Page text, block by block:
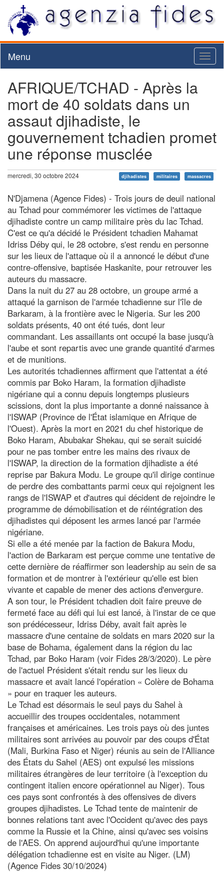
Menu
AFRIQUE/TCHAD - Après la
mort de 40 soldats dans un
assaut djihadiste, le
gouvernement tchadien promet
une réponse musclée
mercredi, 30 octobre 2024 djihadistes militaires massacres
N'Djamena (Agence Fides) - Trois jours de deuil national
au Tchad pour commémorer les victimes de l'attaque
djihadiste contre un camp militaire près du lac Tchad.
C'est ce qu'a décidé le Président tchadien Mahamat
Idriss Déby qui, le 28 octobre, s'est rendu en personne
sur les lieux de l'attaque où il a annoncé le début d'une
contre-offensive, baptisée Haskanite, pour retrouver les
auteurs du massacre.
Dans la nuit du 27 au 28 octobre, un groupe armé a
attaqué la garnison de l'armée tchadienne sur l'île de
Barkaram, à la frontière avec le Nigeria. Sur les 200
soldats présents, 40 ont été tués, dont leur
commandant. Les assaillants ont occupé la base jusqu'à
l'aube et sont repartis avec une grande quantité d'armes
et de munitions.
Les autorités tchadiennes affirment que l'attentat a été
commis par Boko Haram, la formation djihadiste
nigériane qui a connu depuis longtemps plusieurs
scissions, dont la plus importante a donné naissance à
l'ISWAP (Province de l'État islamique en Afrique de
l'Ouest). Après la mort en 2021 du chef historique de
Boko Haram, Abubakar Shekau, qui se serait suicidé
pour ne pas tomber entre les mains des rivaux de
l'ISWAP, la direction de la formation djihadiste a été
reprise par Bakura Modu. Le groupe qu'il dirige continue
de perdre des combattants parmi ceux qui rejoignent les
rangs de l'ISWAP et d'autres qui décident de rejoindre le
programme de démobilisation et de réintégration des
djihadistes qui déposent les armes lancé par l'armée
nigériane.
Si elle a été menée par la faction de Bakura Modu,
l'action de Barkaram est perçue comme une tentative de
cette dernière de réaffirmer son leadership au sein de sa
formation et de montrer à l'extérieur qu'elle est bien
vivante et capable de mener des actions d'envergure.
A son tour, le Président tchadien doit faire preuve de
fermeté face au défi qui lui est lancé, à l'instar de ce que
son prédécesseur, Idriss Déby, avait fait après le
massacre d'une centaine de soldats en mars 2020 sur la
base de Bohama, également dans la région du lac
Tchad, par Boko Haram (voir Fides 28/3/2020). Le père
de l'actuel Président s'était rendu sur les lieux du
massacre et avait lancé l'opération « Colère de Bohama
» pour en traquer les auteurs.
Le Tchad est désormais le seul pays du Sahel à
accueillir des troupes occidentales, notamment
françaises et américaines. Les trois pays où des juntes
militaires sont arrivées au pouvoir par des coups d'État
(Mali, Burkina Faso et Niger) réunis au sein de l'Alliance
des États du Sahel (AES) ont expulsé les missions
militaires étrangères de leur territoire (à l'exception du
contingent italien encore opérationnel au Niger). Tous
ces pays sont confrontés à des offensives de divers
groupes djihadistes. Le Tchad tente de maintenir de
bonnes relations tant avec l'Occident qu'avec des pays
comme la Russie et la Chine, ainsi qu'avec ses voisins
de l'AES. On apprend aujourd'hui qu'une importante
délégation tchadienne est en visite au Niger. (LM)
(Agence Fides 30/10/2024)